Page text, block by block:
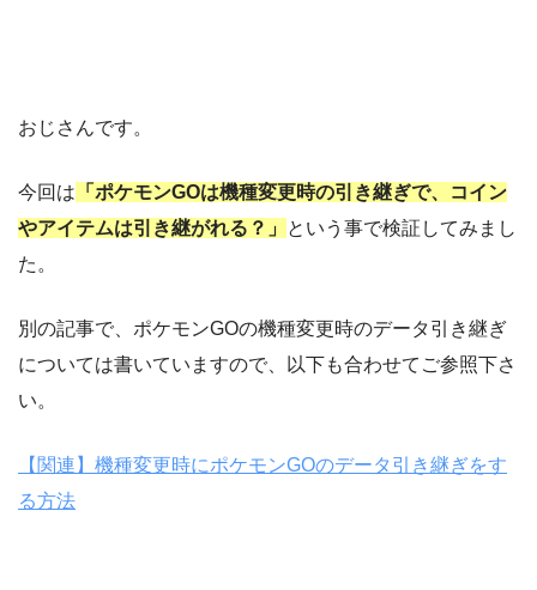
おじさんです。
今回は 「ポケモンGOは機種変更時の引き継ぎで、コイン
やアイテムは引き継がれる？」 という事で検証してみまし
た。
別の記事で、ポケモンGOの機種変更時のデータ引き継ぎ
については書いていますので、以下も合わせてご参照下さ
い。
【関連】機種変更時にポケモンGOのデータ引き継ぎをす
る方法